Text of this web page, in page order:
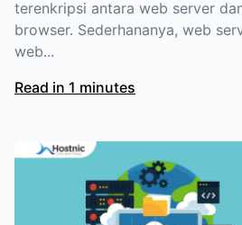
terenkripsi antara web server
browser. Sederhananya, web
web...
Read in 1 minutes